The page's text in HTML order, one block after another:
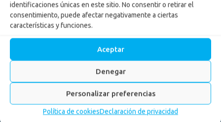
identificaciones únicas en este sitio. No consentir o retirar el
consentimiento, puede afectar negativamente a ciertas
características y funciones.
Aceptar
Denegar
Personalizar preferencias
Política de cookiesDeclaración de privacidad